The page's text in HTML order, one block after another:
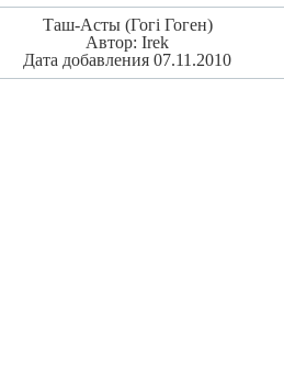
Таш-Асты (Гогi Гоген)
Автор: Irek
Дата добавления 07.11.2010